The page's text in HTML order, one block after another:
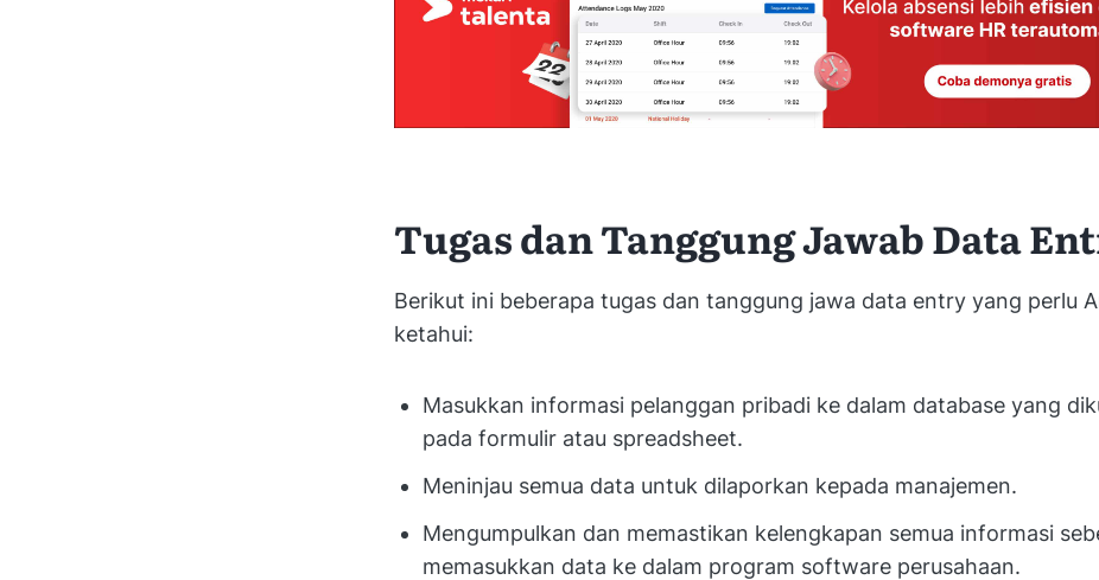
Tugas dan Tanggung Jawab Data
Berikut ini beberapa tugas dan tanggung jawa data entry yang perlu
ketahui:
Masukkan informasi pelanggan pribadi ke dalam database yang
pada formulir atau spreadsheet.
Meninjau semua data untuk dilaporkan kepada manajemen.
Mengumpulkan dan memastikan kelengkapan semua informasi
memasukkan data ke dalam program software perusahaan.